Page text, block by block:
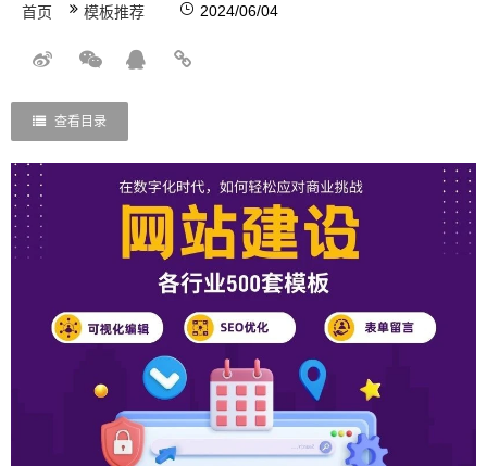
首页 模板推荐 2024/06/04
查看目录